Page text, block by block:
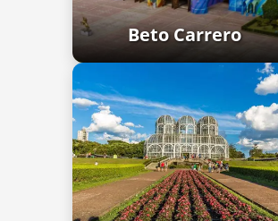
Beto Carrero